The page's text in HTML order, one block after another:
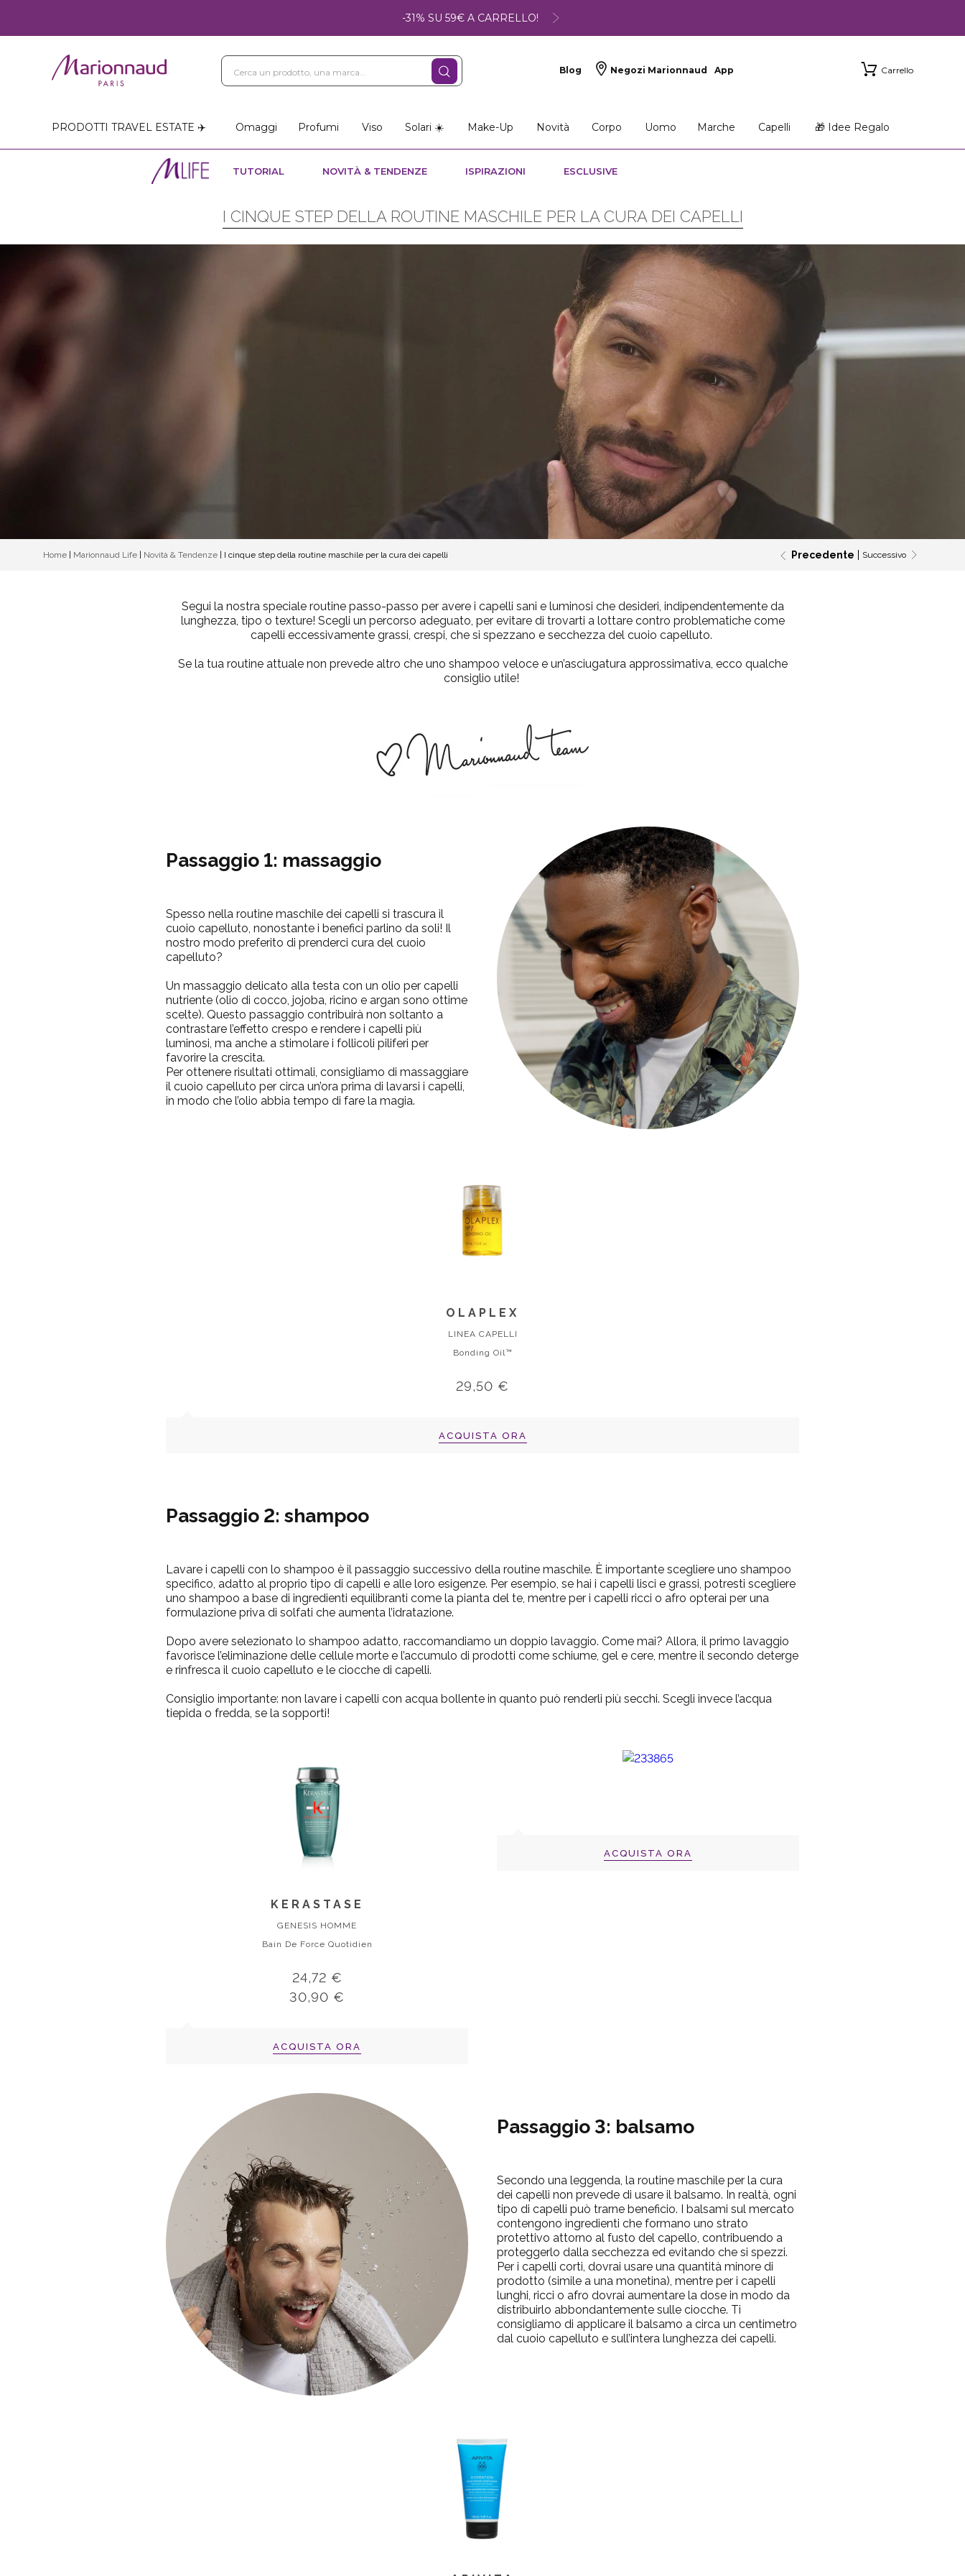
-31% SU 59€ A CARRELLO!
Blog Negozi Marionnaud App Carrello
PRODOTTI TRAVEL ESTATE ✈️ Omaggi Profumi Viso Solari ☀️ Make-Up Novità Corpo Uomo Marche Capelli 🎁 Idee Regalo
TUTORIAL NOVITÀ & TENDENZE ISPIRAZIONI ESCLUSIVE
I CINQUE STEP DELLA ROUTINE MASCHILE PER LA CURA DEI CAPELLI
Home Marionnaud Life Novità & Tendenze I cinque step della routine maschile per la cura dei capelli Precedente Successivo
Segui la nostra speciale routine passo-passo per avere i capelli sani e luminosi che desideri, indipendentemente da
lunghezza, tipo o texture! Scegli un percorso adeguato, per evitare di trovarti a lottare contro problematiche come
capelli eccessivamente grassi, crespi, che si spezzano e secchezza del cuoio capelluto.
Se la tua routine attuale non prevede altro che uno shampoo veloce e un’asciugatura approssimativa, ecco qualche
consiglio utile!
Passaggio 1: massaggio
Spesso nella routine maschile dei capelli si trascura il
cuoio capelluto, nonostante i benefici parlino da soli! Il
nostro modo preferito di prenderci cura del cuoio
capelluto?
Un massaggio delicato alla testa con un olio per capelli
nutriente (olio di cocco, jojoba, ricino e argan sono ottime
scelte). Questo passaggio contribuirà non soltanto a
contrastare l’effetto crespo e rendere i capelli più
luminosi, ma anche a stimolare i follicoli piliferi per
favorire la crescita.
Per ottenere risultati ottimali, consigliamo di massaggiare
il cuoio capelluto per circa un’ora prima di lavarsi i capelli,
in modo che l’olio abbia tempo di fare la magia.
OLAPLEX
LINEA CAPELLI
Bonding Oil™
29,50 €
ACQUISTA ORA
Passaggio 2: shampoo
Lavare i capelli con lo shampoo è il passaggio successivo della routine maschile. È importante scegliere uno shampoo
specifico, adatto al proprio tipo di capelli e alle loro esigenze. Per esempio, se hai i capelli lisci e grassi, potresti scegliere
uno shampoo a base di ingredienti equilibranti come la pianta del te, mentre per i capelli ricci o afro opterai per una
formulazione priva di solfati che aumenta l’idratazione.
Dopo avere selezionato lo shampoo adatto, raccomandiamo un doppio lavaggio. Come mai? Allora, il primo lavaggio
favorisce l’eliminazione delle cellule morte e l’accumulo di prodotti come schiume, gel e cere, mentre il secondo deterge
e rinfresca il cuoio capelluto e le ciocche di capelli.
Consiglio importante: non lavare i capelli con acqua bollente in quanto può renderli più secchi. Scegli invece l’acqua
tiepida o fredda, se la sopporti!
KERASTASE
GENESIS HOMME
Bain De Force Quotidien
24,72 €
30,90 €
ACQUISTA ORA
ACQUISTA ORA
Passaggio 3: balsamo
Secondo una leggenda, la routine maschile per la cura
dei capelli non prevede di usare il balsamo. In realtà, ogni
tipo di capelli può trarne beneficio. I balsami sul mercato
contengono ingredienti che formano uno strato
protettivo attorno al fusto del capello, contribuendo a
proteggerlo dalla secchezza ed evitando che si spezzi.
Per i capelli corti, dovrai usare una quantità minore di
prodotto (simile a una monetina), mentre per i capelli
lunghi, ricci o afro dovrai aumentare la dose in modo da
distribuirlo abbondantemente sulle ciocche. Ti
consigliamo di applicare il balsamo a circa un centimetro
dal cuoio capelluto e sull’intera lunghezza dei capelli.